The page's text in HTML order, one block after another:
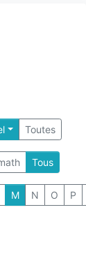
Toutes
Tous
M N O P